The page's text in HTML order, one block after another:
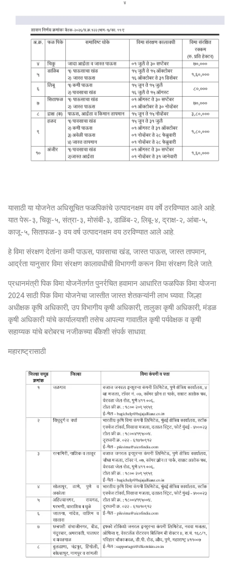
यासाठी या योजनेत अधिसूचित फळपिकांचे उत्पादनक्षम वय वर्षे ठरविण्यात आले आहे.
यात पेरू-३, चिकू-५, संत्रा-३, मोसंबी-३, डाळिंब-२, लिबू-४, द्राक्ष-२, आंबा-५,
काजू-५, सिताफळ-३ वय वर्ष उत्पादनक्षम वय ठरविण्यात आले आहे.
हे विमा संरक्षण देतांना कमी पाऊस, पावसाचा खंड, जास्त पाऊस, जास्त तापमान,
आर्द्रता यानुसार विमा संरक्षण कालावधीची विभागणी करून विमा संरक्षण दिले जाते.
प्रधानमंत्री पिक विमा योजनेंतर्गत पुनर्रचित हवामान आधारित फळपिक विमा योजना
2024 साठी पिक विमा योजनेचा जास्तीत जास्त शेतकऱ्यांनी लाभ घ्यावा. जिल्हा
अधीक्षक कृषि अधिकारी, उप विभागीय कृषी अधिकारी, तालुका कृषी अधिकारी, मंडळ
कृषी अधिकारी यांचे कार्यालयाशी तसेच आपल्या गावातील कृषी पर्यवेक्षक व कृषी
सहाय्यक यांचे बरोबरच नजीकच्या बँकेशी संपर्क साधावा.
महाराष्ट्रासाठी